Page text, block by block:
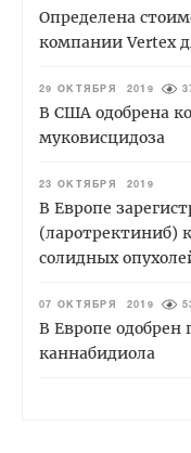
Определена
компании Vertex
29 ОКТЯБРЯ 2019
В США одобрена
муковисцидоза
23 ОКТЯБРЯ 2019
В Европе
(ларотректиниб)
солидных
07 ОКТЯБРЯ 2019
В Европе одобрен
каннабидиола